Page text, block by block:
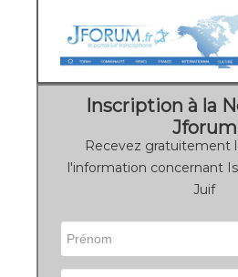
Inscription à la
Jforum
Recevez gratuitement
l'information concernant
Juif